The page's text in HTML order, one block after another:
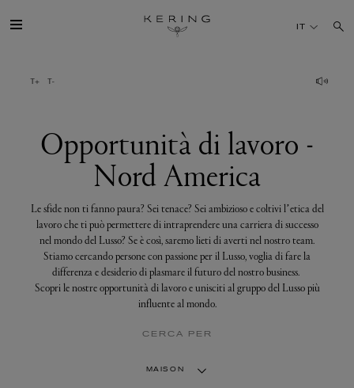
lavoro
TALENTI
SOSTENIBILITÀ
FINANCE
MEDIA
IT
Opportunità di lavoro -
Nord America
Le sfide non ti fanno paura? Sei tenace? Sei ambizioso e coltivi l’etica del
lavoro che ti può permettere di intraprendere una carriera di successo
nel mondo del Lusso? Se è così, saremo lieti di averti nel nostro team.
Stiamo cercando persone con passione per il Lusso, voglia di fare la
differenza e desiderio di plasmare il futuro del nostro business.
Scopri le nostre opportunità di lavoro e unisciti al gruppo del Lusso più
influente al mondo.
CERCA PER
MAISON